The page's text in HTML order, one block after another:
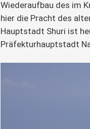
Wiederaufbau des im
hier die Pracht des
Hauptstadt Shuri ist
Präfekturhauptstadt